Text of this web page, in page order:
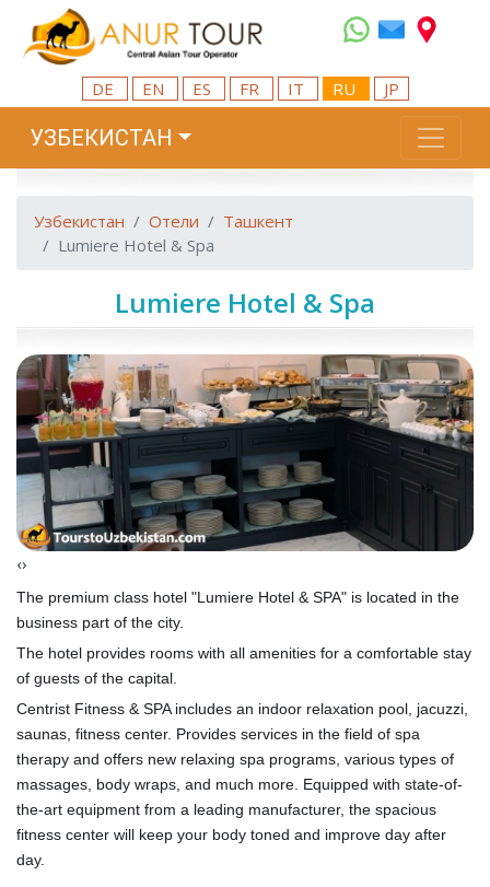
DE EN ES FR IT RU JP
УЗБЕКИСТАН
Узбекистан Отели
Ташкент
Lumiere Hotel & Spa
Lumiere Hotel & Spa
‹›
The premium class hotel "Lumiere Hotel & SPA" is located in the
business part of the city.
The hotel provides rooms with all amenities for a comfortable stay
of guests of the capital.
Centrist Fitness & SPA includes an indoor relaxation pool, jacuzzi,
saunas, fitness center. Provides services in the field of spa
therapy and offers new relaxing spa programs, various types of
massages, body wraps, and much more. Equipped with state-of-
the-art equipment from a leading manufacturer, the spacious
fitness center will keep your body toned and improve day after
day.